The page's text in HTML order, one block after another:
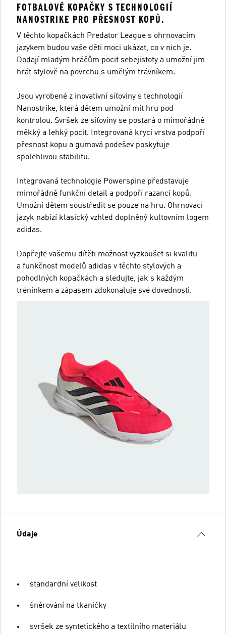
FOTBALOVÉ KOPAČKY S TECHNOLOGIÍ
NANOSTRIKE PRO PŘESNOST KOPŮ.
V těchto kopačkách Predator League s ohrnovacím
jazykem budou vaše děti moci ukázat, co v nich je.
Dodají mladým hráčům pocit sebejistoty a umožní jim
hrát stylově na povrchu s umělým trávníkem.
Jsou vyrobené z inovativní síťoviny s technologií
Nanostrike, která dětem umožní mít hru pod
kontrolou. Svršek ze síťoviny se postará o mimořádně
měkký a lehký pocit. Integrovaná krycí vrstva podpoří
přesnost kopu a gumová podešev poskytuje
spolehlivou stabilitu.
Integrovaná technologie Powerspine představuje
mimořádně funkční detail a podpoří razanci kopů.
Umožní dětem soustředit se pouze na hru. Ohrnovací
jazyk nabízí klasický vzhled doplněný kultovním logem
adidas.
Dopřejte vašemu dítěti možnost vyzkoušet si kvalitu
a funkčnost modelů adidas v těchto stylových a
pohodlných kopačkách a sledujte, jak s každým
tréninkem a zápasem zdokonaluje své dovednosti.
Údaje
standardní velikost
šněrování na tkaničky
svršek ze syntetického a textilního materiálu